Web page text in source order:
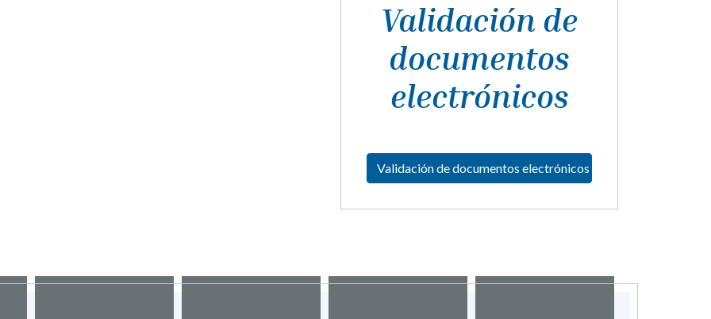
Validación de
documentos
electrónicos
Validación de documentos electrónicos